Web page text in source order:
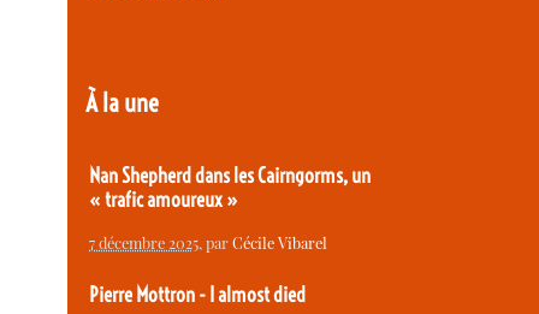
À la une
Nan Shepherd dans les Cairngorms, un
« trafic amoureux »
7 décembre 2025, parCécile Vibarel
Pierre Mottron - I almost died